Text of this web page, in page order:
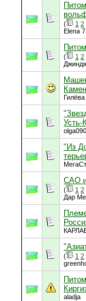
( 1 2
Elena
( 1 2
Усть-
"Из
САО и
( 1 2
Дар
( 1 2
aladja